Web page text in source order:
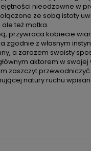
nieodzowne w
ze sobą istoty
też matka.
przywraca kobiecie
z własnym
a zarazem swoisty
aktorem w swojej
zaszczyt
natury ruchu